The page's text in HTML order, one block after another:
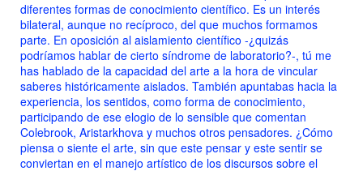
diferentes formas de conocimiento científico. Es un interés
bilateral, aunque no recíproco, del que muchos formamos
parte. En oposición al aislamiento científico -¿quizás
podríamos hablar de cierto síndrome de laboratorio?-, tú me
has hablado de la capacidad del arte a la hora de vincular
saberes históricamente aislados. También apuntabas hacia la
experiencia, los sentidos, como forma de conocimiento,
participando de ese elogio de lo sensible que comentan
Colebrook, Aristarkhova y muchos otros pensadores. ¿Cómo
piensa o siente el arte, sin que este pensar y este sentir se
conviertan en el manejo artístico de los discursos sobre el